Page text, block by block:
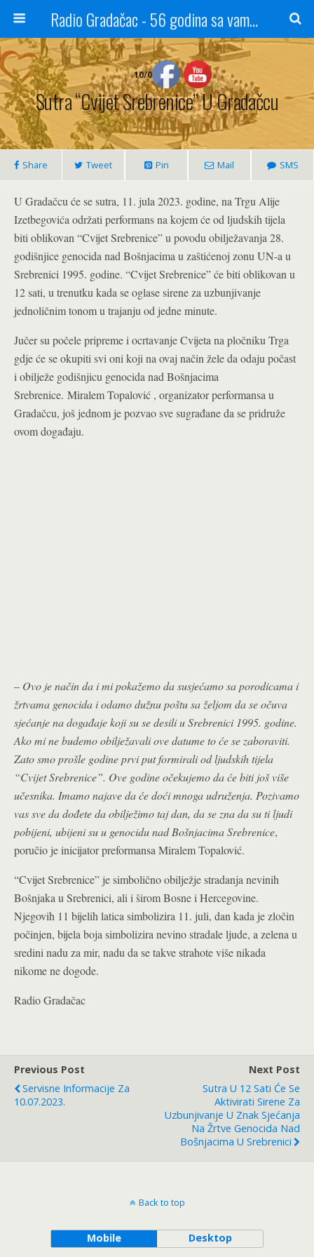
Radio Gradačac - 56 godina sa vama...
10/07/2023
Sutra “Cvijet Srebrenice” U Gradačcu
Share Tweet Pin Mail SMS
U Gradačcu će se sutra, 11. jula 2023. godine, na Trgu Alije
Izetbegovića održati performans na kojem će od ljudskih tijela
biti oblikovan “Cvijet Srebrenice” u povodu obilježavanja 28.
godišnjice genocida nad Bošnjacima u zaštićenoj zonu UN-a u
Srebrenici 1995. godine. “Cvijet Srebrenice” će biti oblikovan u
12 sati, u trenutku kada se oglase sirene za uzbunjivanje
jednoličnim tonom u trajanju od jedne minute.
Jučer su počele pripreme i ocrtavanje Cvijeta na pločniku Trga
gdje će se okupiti svi oni koji na ovaj način žele da odaju počast
i obilježe godišnjicu genocida nad Bošnjacima
Srebrenice. Miralem Topalović , organizator performansa u
Gradačcu, još jednom je pozvao sve sugrađane da se pridruže
ovom događaju.
– Ovo je način da i mi pokažemo da susjećamo sa porodicama i
žrtvama genocida i odamo dužnu poštu sa željom da se očuva
sjećanje na događaje koji su se desili u Srebrenici 1995. godine.
Ako mi ne budemo obilježavali ove datume to će se zaboraviti.
Zato smo prošle godine prvi put formirali od ljudskih tijela
“Cvijet Srebrenice”. Ove godine očekujemo da će biti još više
učesnika. Imamo najave da će doći mnoga udruženja. Pozivamo
vas sve da dođete da obilježimo taj dan, da se zna da su ti ljudi
pobijeni, ubijeni su u genocidu nad Bošnjacima Srebrenice,
poručio je inicijator preformansa Miralem Topalović.
“Cvijet Srebrenice” je simbolično obilježje stradanja nevinih
Bošnjaka u Srebrenici, ali i širom Bosne i Hercegovine.
Njegovih 11 bijelih latica simbolizira 11. juli, dan kada je zločin
počinjen, bijela boja simbolizira nevino stradale ljude, a zelena u
sredini nadu za mir, nadu da se takve strahote više nikada
nikome ne dogode.
Radio Gradačac
Previous Post
Servisne Informacije Za
10.07.2023.
Next Post
Sutra U 12 Sati Će Se
Aktivirati Sirene Za
Uzbunjivanje U Znak Sjećanja
Na Žrtve Genocida Nad
Bošnjacima U Srebrenici
Back to top
Mobile Desktop